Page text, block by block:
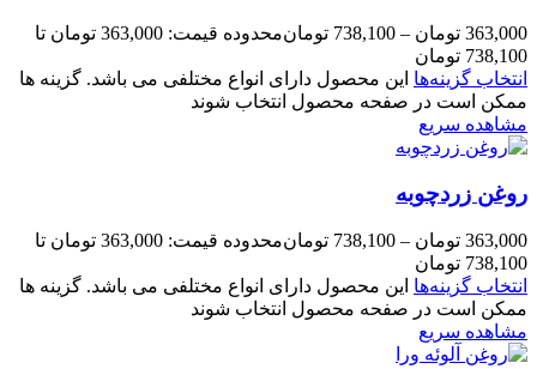
363,000 تومان –
738,100 تومان
محدوده قیمت: 363,000 تومان تا
738,100 تومان
انتخاب گزینه‌ها این محصول دارای انواع مختلفی می باشد. گزینه ها
ممکن است در صفحه محصول انتخاب شوند
مشاهده سریع
روغن زردچوبه
363,000 تومان –
738,100 تومان
محدوده قیمت: 363,000 تومان تا
738,100 تومان
انتخاب گزینه‌ها این محصول دارای انواع مختلفی می باشد. گزینه ها
ممکن است در صفحه محصول انتخاب شوند
مشاهده سریع